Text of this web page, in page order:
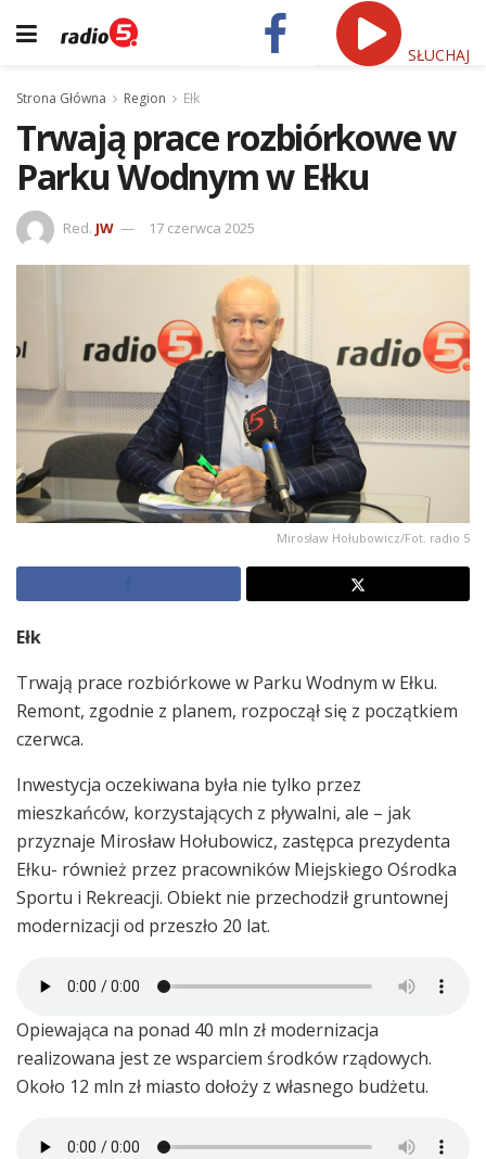
SŁUCHAJ
Strona Główna Region Ełk
Trwają prace rozbiórkowe w
Parku Wodnym w Ełku
Red. JW 17 czerwca 2025
Mirosław Hołubowicz/Fot. radio 5
Ełk
Trwają prace rozbiórkowe w Parku Wodnym w Ełku.
Remont, zgodnie z planem, rozpoczął się z początkiem
czerwca.
Inwestycja oczekiwana była nie tylko przez
mieszkańców, korzystających z pływalni, ale – jak
przyznaje Mirosław Hołubowicz, zastępca prezydenta
Ełku- również przez pracowników Miejskiego Ośrodka
Sportu i Rekreacji. Obiekt nie przechodził gruntownej
modernizacji od przeszło 20 lat.
Opiewająca na ponad 40 mln zł modernizacja
realizowana jest ze wsparciem środków rządowych.
Około 12 mln zł miasto dołoży z własnego budżetu.